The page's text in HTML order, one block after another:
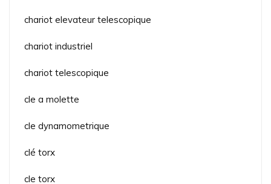
chariot elevateur telescopique
chariot industriel
chariot telescopique
cle a molette
cle dynamometrique
clé torx
cle torx